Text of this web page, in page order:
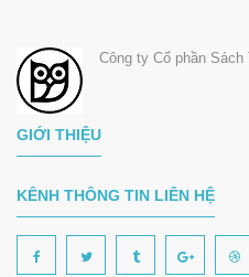
GIỚI THIỆU
Công ty Cổ phần Sách
KÊNH THÔNG TIN LIÊN HỆ